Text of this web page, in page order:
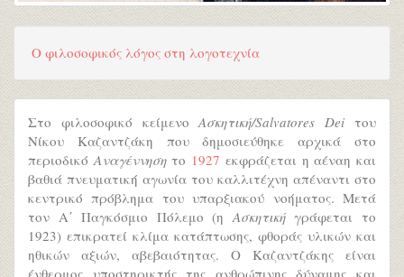
Ο φιλοσοφικός λόγος στη λογοτεχνία
Στο φιλοσοφικό κείμενοΑσκητική/Salvatores Dei του
Νίκου Καζαντζάκη που δημοσιεύθηκε αρχικά στο
περιοδικόΑναγέννησητο 1927 εκφράζεται η αέναη και
βαθιά πνευματική αγωνία του καλλιτέχνη απέναντι στο
κεντρικό πρόβλημα του υπαρξιακού νοήματος. Μετά
τον Α΄ Παγκόσμιο Πόλεμο (ηΑσκητικήγράφεται το
1923) επικρατεί κλίμα κατάπτωσης, φθοράς υλικών και
ηθικών αξιών, αβεβαιότητας. Ο Καζαντζάκης είναι